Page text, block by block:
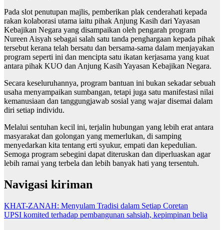
Pada slot penutupan majlis, pemberikan plak cenderahati kepada
rakan kolaborasi utama iaitu pihak Anjung Kasih dari Yayasan
Kebajikan Negara yang disampaikan oleh pengarah program
Nureen Aisyah sebagai salah satu tanda penghargaan kepada pihak
tersebut kerana telah bersatu dan bersama-sama dalam menjayakan
program seperti ini dan mencipta satu ikatan kerjasama yang kuat
antara pihak KUO dan Anjung Kasih Yayasan Kebajikan Negara.
Secara keseluruhannya, program bantuan ini bukan sekadar sebuah
usaha menyampaikan sumbangan, tetapi juga satu manifestasi nilai
kemanusiaan dan tanggungjawab sosial yang wajar disemai dalam
diri setiap individu.
Melalui sentuhan kecil ini, terjalin hubungan yang lebih erat antara
masyarakat dan golongan yang memerlukan, di samping
menyedarkan kita tentang erti syukur, empati dan kepedulian.
Semoga program sebegini dapat diteruskan dan diperluaskan agar
lebih ramai yang terbela dan lebih banyak hati yang tersentuh.
Navigasi kiriman
KHAT-ZANAH: Menyulam Tradisi dalam Setiap Coretan
UPSI komited terhadap pembangunan sahsiah, kepimpinan belia